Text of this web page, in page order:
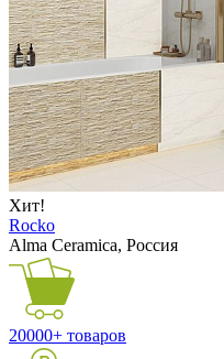
Хит!
Rocko
Alma Ceramica, Россия
20000+ товаров